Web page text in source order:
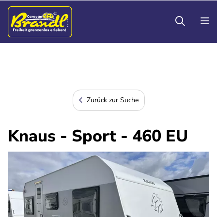
Zurück zur Suche
Knaus - Sport - 460 EU